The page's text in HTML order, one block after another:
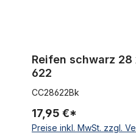
Reifen schwarz 28 x
622
CC28622Bk
17,95 €*
Preise inkl. MwSt. zzgl.